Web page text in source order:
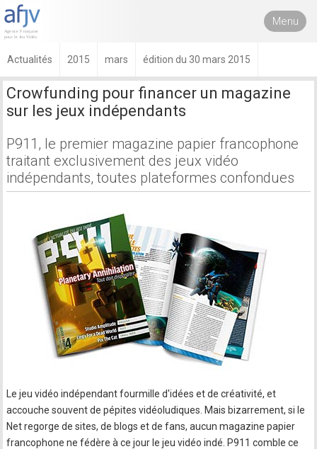
Menu
Actualités 2015 mars édition du 30 mars 2015
Crowfunding pour financer un magazine
sur les jeux indépendants
P911, le premier magazine papier francophone
traitant exclusivement des jeux vidéo
indépendants, toutes plateformes confondues
Le jeu vidéo indépendant fourmille d'idées et de créativité, et
accouche souvent de pépites vidéoludiques. Mais bizarrement, si le
Net regorge de sites, de blogs et de fans, aucun magazine papier
francophone ne fédère à ce jour le jeu vidéo indé. P911 comble ce